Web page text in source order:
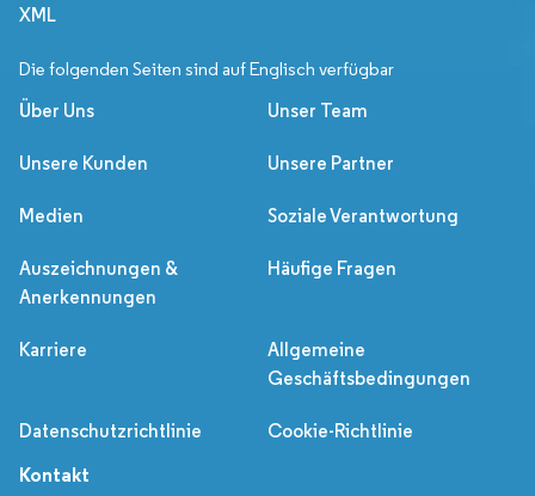
XML
Die folgenden Seiten sind auf Englisch verfügbar
Über Uns Unser Team
Unsere Kunden Unsere Partner
Medien Soziale Verantwortung
Auszeichnungen &
Anerkennungen
Häufige Fragen
Karriere
Allgemeine
Geschäftsbedingungen
Datenschutzrichtlinie Cookie-Richtlinie
Kontakt